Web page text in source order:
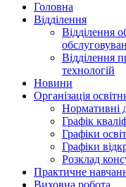
Головна
Відділення
Відділення
Відділення
технологій
Новини
Організація
Нормативні
Графік
Графіки
Графіки
Розклад
Практичне